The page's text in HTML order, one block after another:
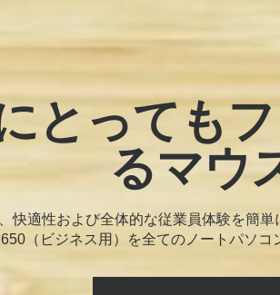
とっても
るマウ
快適性および全体的な従業員体験を簡
（ビジネス用）を全てのノートパソコ